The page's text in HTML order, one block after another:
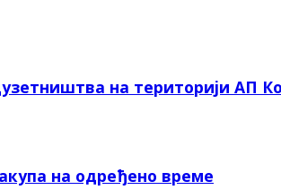
на територији АП
на одређено време